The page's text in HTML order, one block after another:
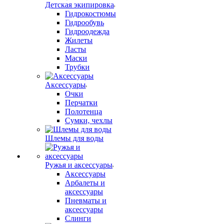
Детская экипировка
Гидрокостюмы
Гидрообувь
Гидроодежда
Жилеты
Ласты
Маски
Трубки
Аксессуары
Очки
Перчатки
Полотенца
Сумки, чехлы
Шлемы для воды
Ружья и аксессуары
Аксессуары
Арбалеты и
аксессуары
Пневматы и
аксессуары
Слинги